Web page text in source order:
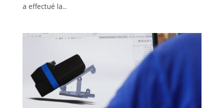
a effectué la...